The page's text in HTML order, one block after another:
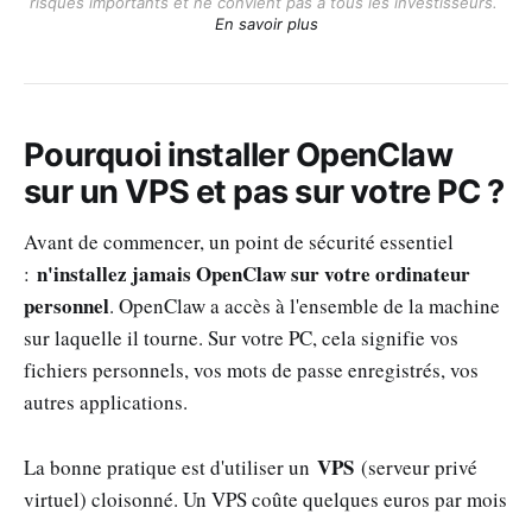
En savoir plus
Pourquoi installer OpenClaw
sur un VPS et pas sur votre PC ?
Avant de commencer, un point de sécurité essentiel
: n'installez jamais OpenClaw sur votre ordinateur
personnel. OpenClaw a accès à l'ensemble de la machine
sur laquelle il tourne. Sur votre PC, cela signifie vos
fichiers personnels, vos mots de passe enregistrés, vos
autres applications.
La bonne pratique est d'utiliser un VPS (serveur privé
virtuel) cloisonné. Un VPS coûte quelques euros par mois